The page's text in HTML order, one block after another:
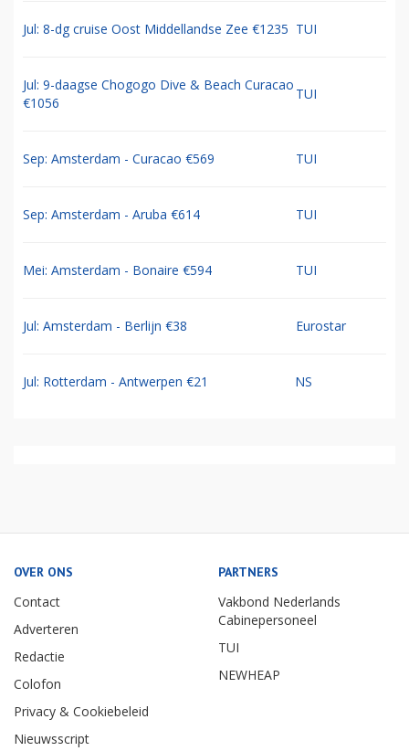
Jul: 8-dg cruise Oost Middellandse Zee €1235 TUI
Jul: 9-daagse Chogogo Dive & Beach Curacao
€1056
TUI
Sep: Amsterdam - Curacao €569 TUI
Sep: Amsterdam - Aruba €614 TUI
Mei: Amsterdam - Bonaire €594 TUI
Jul: Amsterdam - Berlijn €38 Eurostar
Jul: Rotterdam - Antwerpen €21 NS
OVER ONS
Contact
Adverteren
Redactie
Colofon
Privacy & Cookiebeleid
Nieuwsscript
PARTNERS
Vakbond Nederlands
Cabinepersoneel
TUI
NEWHEAP